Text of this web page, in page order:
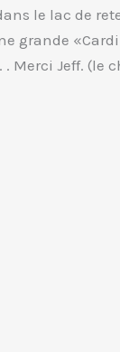
le lac de
grande
. Merci Jeff. (le